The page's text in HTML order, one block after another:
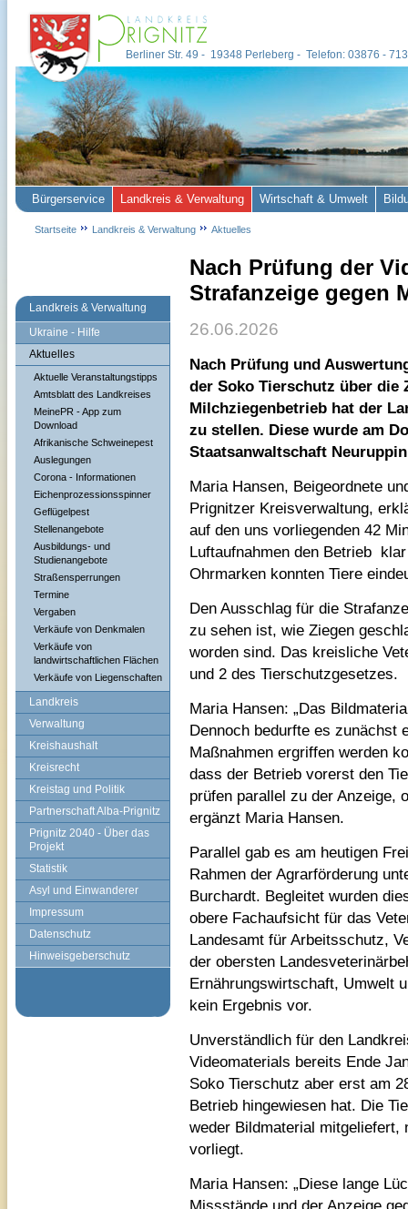
Landkreis & Verwaltung
Ukraine - Hilfe
Aktuelles
Aktuelle Veranstaltungstipps
Amtsblatt des Landkreises
MeinePR - App zum
Download
Afrikanische Schweinepest
Auslegungen
Corona - Informationen
Eichenprozessionsspinner
Geflügelpest
Stellenangebote
Ausbildungs- und
Studienangebote
Straßensperrungen
Termine
Vergaben
Verkäufe von Denkmalen
Verkäufe von
landwirtschaftlichen Flächen
Verkäufe von Liegenschaften
Landkreis
Verwaltung
Kreishaushalt
Kreisrecht
Kreistag und Politik
Partnerschaft Alba-Prignitz
Prignitz 2040 - Über das
Projekt
Statistik
Asyl und Einwanderer
Impressum
Datenschutz
Hinweisgeberschutz
Nach Prüfung der
Strafanzeige gegen
26.06.2026
Nach Prüfung und
der Soko Tierschutz über die
Milchziegenbetrieb hat der
zu stellen. Diese wurde am
Staatsanwaltschaft
Maria Hansen, Beigeordnete
Prignitzer Kreisverwaltung,
auf den uns vorliegenden 42
Luftaufnahmen den Betrieb
Ohrmarken konnten Tiere
Den Ausschlag für die
zu sehen ist, wie Ziegen
worden sind. Das kreisliche
und 2 des Tierschutzgesetzes.
Maria Hansen: „Das
Dennoch bedurfte es zunächst
Maßnahmen ergriffen werden
dass der Betrieb vorerst den
prüfen parallel zu der Anzeige,
ergänzt Maria Hansen.
Parallel gab es am heutigen
Rahmen der Agrarförderung
Burchardt. Begleitet wurden
obere Fachaufsicht für das
Landesamt für Arbeitsschutz,
der obersten
Ernährungswirtschaft, Umwelt
kein Ergebnis vor.
Unverständlich für den
Videomaterials bereits Ende
Soko Tierschutz aber erst am
Betrieb hingewiesen hat. Die
weder Bildmaterial mitgeliefert,
vorliegt.
Maria Hansen: „Diese lange
Missstände und der Anzeige
Berliner Str. 49 - 19348 Perleberg - Telefon: 03876 -
Bürgerservice Landkreis & Verwaltung Wirtschaft & Umwelt
Startseite Landkreis & Verwaltung Aktuelles